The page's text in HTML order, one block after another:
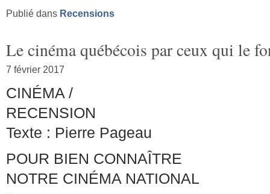
Publié dans Recensions
Le cinéma québécois par ceux qui le
7 février 2017
CINÉMA/
RECENSION
Texte : Pierre Pageau
POUR BIEN CONNAÎTRE
NOTRE CINÉMA NATIONAL